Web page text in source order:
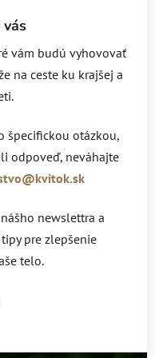
vám budú vyhovovať
na ceste ku krajšej a
špecifickou otázkou,
odpoveď, neváhajte
newslettra a
pre zlepšenie
telo.